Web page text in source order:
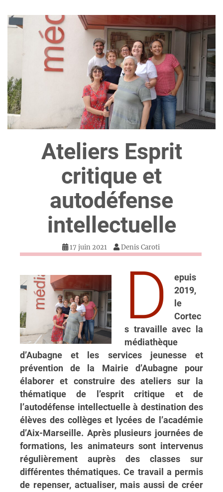
Ateliers Esprit
critique et
autodéfense
intellectuelle
17 juin 2021 Denis Caroti
D
epuis
2019,
le
Cortec
s travaille avec la
médiathèque
d’Aubagne et les services jeunesse et
prévention de la Mairie d’Aubagne pour
élaborer et construire des ateliers sur la
thématique de l’esprit critique et de
l’autodéfense intellectuelle à destination des
élèves des collèges et lycées de l’académie
d’Aix-Marseille. Après plusieurs journées de
formations, les animateurs sont intervenus
régulièrement auprès des classes sur
différentes thématiques. Ce travail a permis
de repenser, actualiser, mais aussi de créer